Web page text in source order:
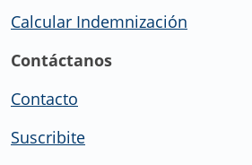
Calcular Indemnización
Contáctanos
Contacto
Suscribite